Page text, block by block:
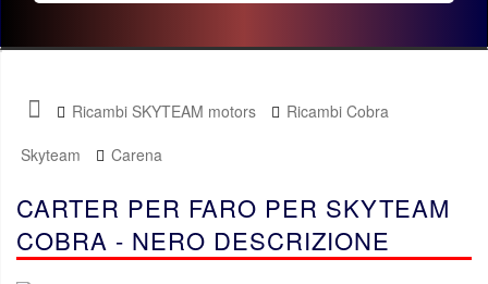
Ricambi SKYTEAM motors
Ricambi Cobra
Skyteam
Carena
CARTER PER FARO PER SKYTEAM
COBRA - NERO DESCRIZIONE